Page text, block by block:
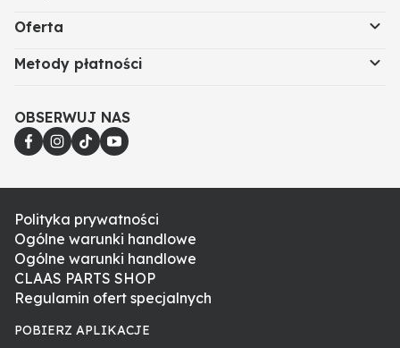
Oferta
Metody płatności
OBSERWUJ NAS
Polityka prywatności
Ogólne warunki handlowe
Ogólne warunki handlowe
CLAAS PARTS SHOP
Regulamin ofert specjalnych
POBIERZ APLIKACJE